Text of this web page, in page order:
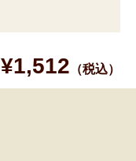
¥1,512 （税込）